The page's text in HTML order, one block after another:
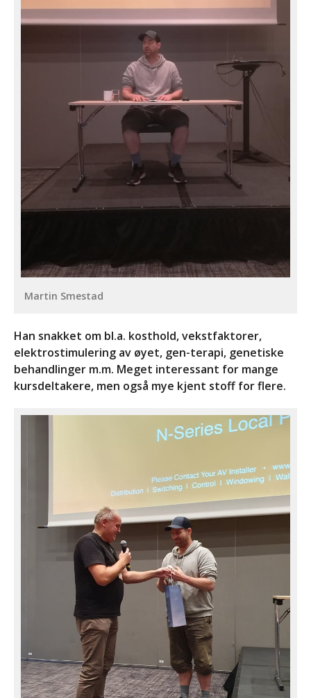
Martin Smestad
Han snakket om bl.a. kosthold, vekstfaktorer,
elektrostimulering av øyet, gen-terapi, genetiske
behandlinger m.m. Meget interessant for mange
kursdeltakere, men også mye kjent stoff for flere.